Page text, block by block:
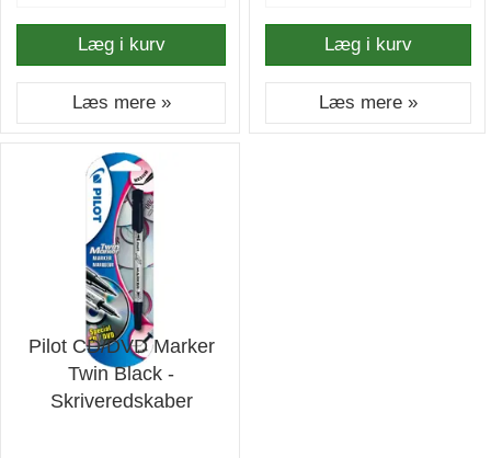
Læg i kurv
Læs mere »
Læg i kurv
Læs mere »
Pilot CD/DVD Marker
Twin Black -
Skriveredskaber